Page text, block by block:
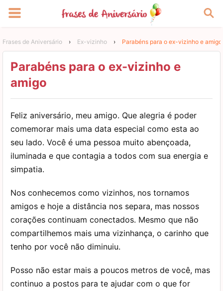
Frases de Aniversário › Ex-vizinho › Parabéns para o ex-vizinho e amigo
Parabéns para o ex-vizinho e
amigo
Feliz aniversário, meu amigo. Que alegria é poder
comemorar mais uma data especial como esta ao
seu lado. Você é uma pessoa muito abençoada,
iluminada e que contagia a todos com sua energia e
simpatia.
Nos conhecemos como vizinhos, nos tornamos
amigos e hoje a distância nos separa, mas nossos
corações continuam conectados. Mesmo que não
compartilhemos mais uma vizinhança, o carinho que
tenho por você não diminuiu.
Posso não estar mais a poucos metros de você, mas
continuo a postos para te ajudar com o que for